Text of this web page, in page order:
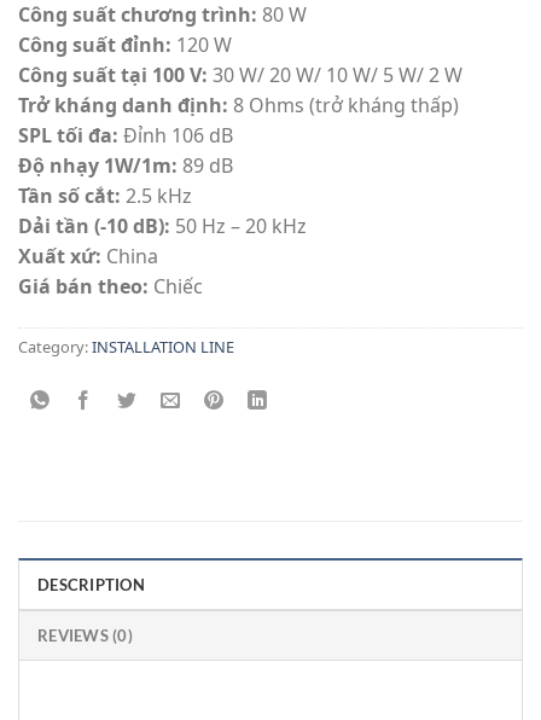
Công suất chương trình: 80 W
Công suất đỉnh: 120 W
Công suất tại 100 V: 30 W/ 20 W/ 10 W/ 5 W/ 2 W
Trở kháng danh định: 8 Ohms (trở kháng thấp)
SPL tối đa: Đỉnh 106 dB
Độ nhạy 1W/1m: 89 dB
Tần số cắt: 2.5 kHz
Dải tần (-10 dB): 50 Hz – 20 kHz
Xuất xứ: China
Giá bán theo: Chiếc
Category:INSTALLATION LINE
DESCRIPTION
REVIEWS (0)